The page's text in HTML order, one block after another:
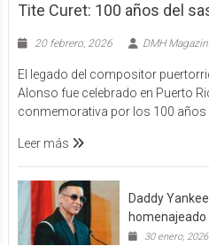
Tite Curet: 100 años del
20 febrero, 2026 DMH
El legado del compositor
Alonso fue celebrado en Puerto
conmemorativa por los 100 años
Leer más
Daddy
homenajeado
30 enero, 2026